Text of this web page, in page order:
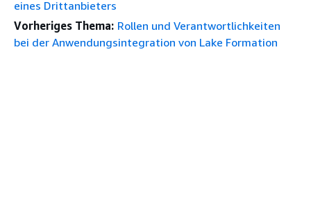
eines Drittanbieters
Vorheriges Thema: Rollen und Verantwortlichkeiten
bei der Anwendungsintegration von Lake Formation